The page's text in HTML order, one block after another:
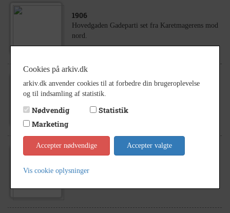
1906
Hovedgaden Gadeparti set fra Karetmagerens mod
nord.
1899
Høng, Hovedgaden. Vinterparti fra Hovedgaden.
Cookies på arkiv.dk
arkiv.dk anvender cookies til at forbedre din brugeroplevelse
og til indsamling af statistik.
Nødvendig
Statistik
Marketing
Accepter nødvendige Accepter valgte
Vis cookie oplysninger